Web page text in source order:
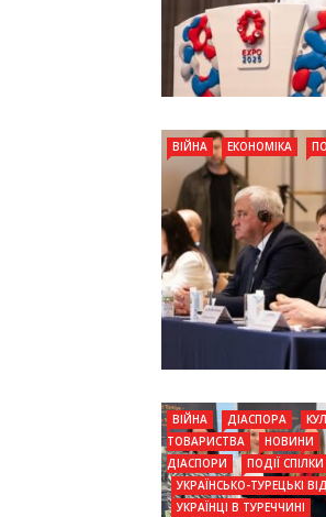
ВІЙНА ЕКОНОМІКА
ВІЙНА ДІАСПОРА
ТОВАРИСТВА
НОВИНИ
ДІАСПОРИ
ПОДІЇ СПІЛКИ
УКРАЇНСЬКО-ТУРЕЦЬКІ
УКРАЇНЦІ В ТУРЕЧЧИНІ